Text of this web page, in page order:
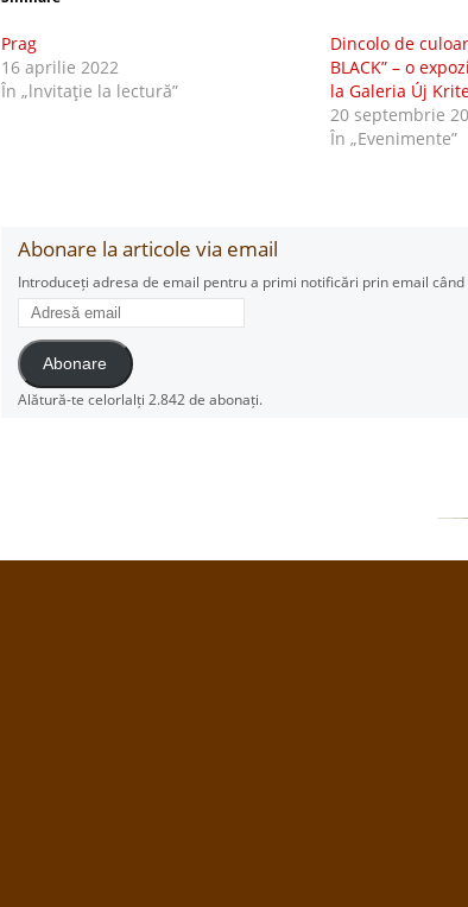
Prag
16 aprilie 2022
În „lnvitaţie la lectură”
Dincolo de
BLACK” – o
la Galeria Új
20 septembrie
În „Evenimente”
Abonare la articole via email
Introduceți adresa de email pentru a primi notificări prin email
Adresă
email
Abonare
Alătură-te celorlalți 2.842 de abonați.